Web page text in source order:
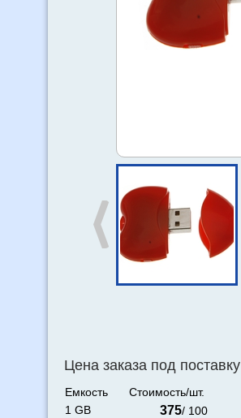
Цена заказа под поставку
Емкость
Стоимость/шт.
1 GB
375/ 100